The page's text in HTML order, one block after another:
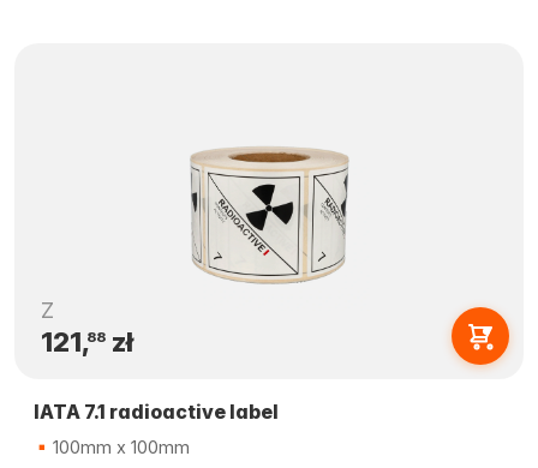
Z
121,88zł
IATA 7.1 radioactive label
100mm x 100mm